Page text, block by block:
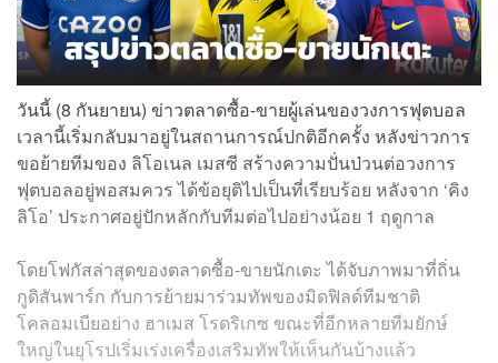
วันนี้ (8 กันยายน) ข่าวตลาดซื้อ-ขายผู้เล่นของวงการฟุตบอล
เวลานี้เริ่มกลับมาอยู่ในสถานการณ์ปกติอีกครั้ง หลังข่าวการ
ขอย้ายทีมของ ลิโอเนล เมสซี สร้างความปั่นป่วนต่อวงการ
ฟุตบอลอยู่พอสมควร ได้ข้อยุติไปเป็นที่เรียบร้อย หลังจาก ‘คิง
ลิโอ’ ประกาศอยู่ปักหลักกับทีมต่อไปอย่างน้อย 1 ฤดูกาล
โดยโฟกัสล่าสุดของตลาดซื้อ-ขายนักเตะ ได้จับภาพมาที่ถิ่น
กูดิสันพาร์ก กับการย้ายมาร่วมทัพของมิดฟิลด์ทีมชาติ
โคลอมเบียอย่าง ฮาเมส โรดริเกซ ขณะที่อีกหลายทีมยักษ์
ใหญ่ในยุโรปเริ่มเร่งเครื่องเสริมทัพให้เห็นกันบ้างแล้ว